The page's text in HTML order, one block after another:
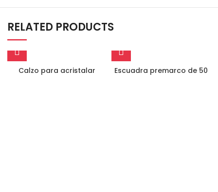
RELATED PRODUCTS
Calzo para acristalar Escuadra premarco de 50